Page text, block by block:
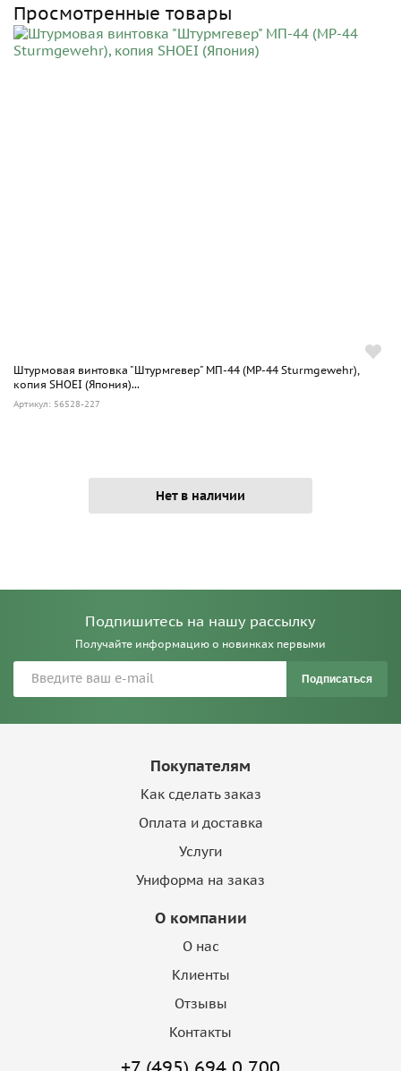
Просмотренные товары
Штурмовая винтовка "Штурмгевер" МП-44 (МР-44 Sturmgewehr),
копия SHOEI (Япония)...
Артикул: 56528-227
Нет в наличии
Подпишитесь на нашу рассылку
Получайте информацию о новинках первыми
Подписаться
Покупателям
Как сделать заказ
Оплата и доставка
Услуги
Униформа на заказ
О компании
О нас
Клиенты
Отзывы
Контакты